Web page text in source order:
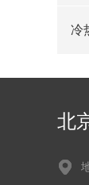
冷
北